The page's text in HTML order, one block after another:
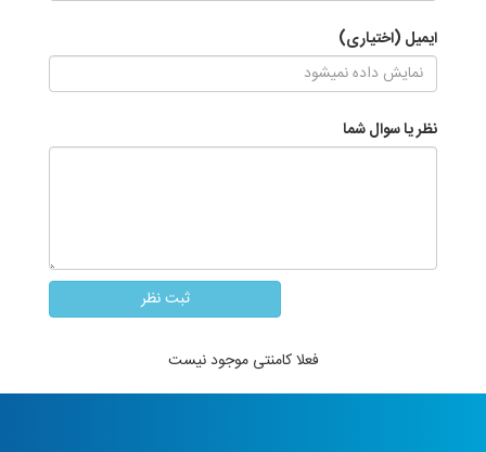
ایمیل (اختیاری)
نظر یا سوال شما
فعلا کامنتی موجود نیست